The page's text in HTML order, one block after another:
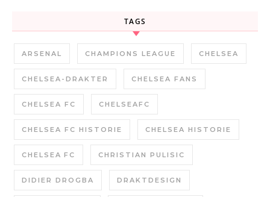
TAGS
ARSENAL CHAMPIONS LEAGUE CHELSEA
CHELSEA-DRAKTER CHELSEA FANS
CHELSEA FC CHELSEAFC
CHELSEA FC HISTORIE CHELSEA HISTORIE
CHELSEA FC CHRISTIAN PULISIC
DIDIER DROGBA DRAKTDESIGN